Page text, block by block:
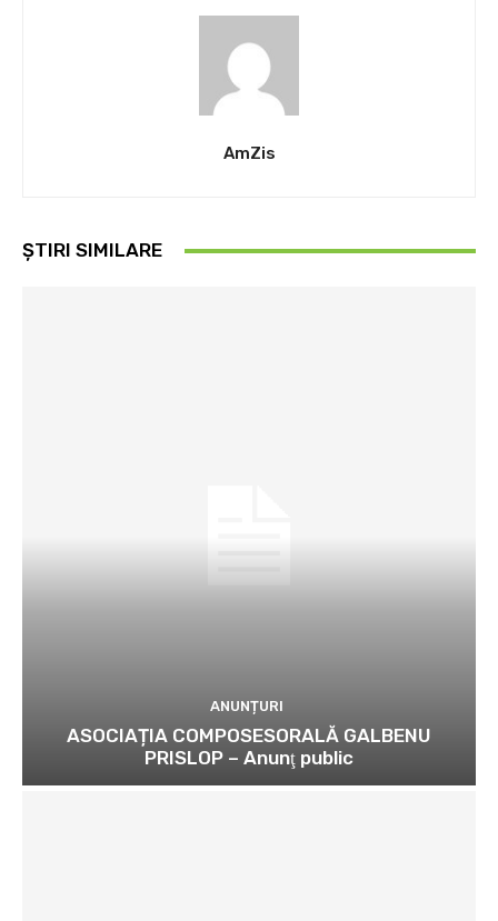
AmZis
ȘTIRI SIMILARE
ANUNȚURI
ASOCIAȚIA COMPOSESORALĂ GALBENU
PRISLOP – Anunţ public